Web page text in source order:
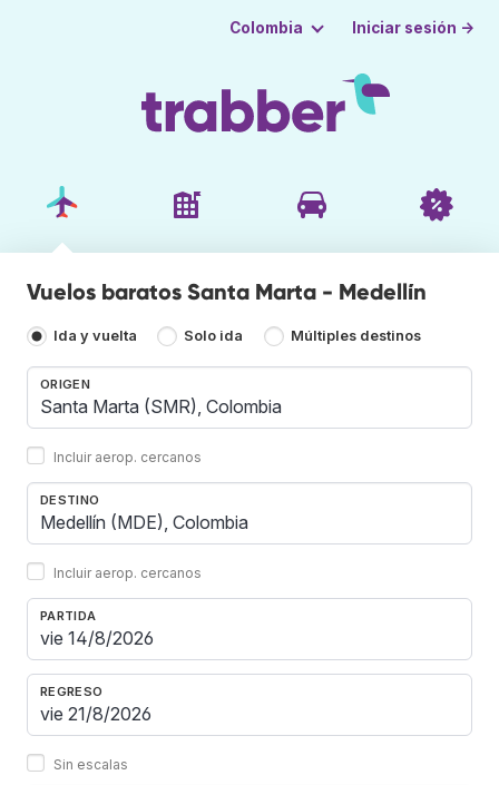
Colombia Iniciar sesión →
Vuelos baratos Santa Marta - Medellín
Ida y vuelta Solo ida Múltiples destinos
ORIGEN
Incluir aerop. cercanos
DESTINO
Incluir aerop. cercanos
PARTIDA
REGRESO
Sin escalas